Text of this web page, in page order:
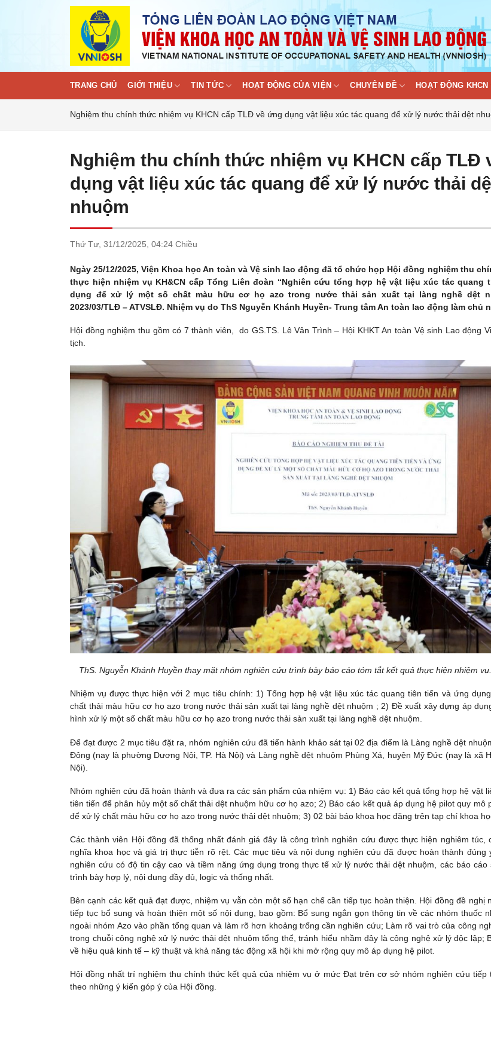
TRANG CHỦ GIỚI THIỆU TIN TỨC HOẠT ĐỘNG CỦA VIỆN CHUYÊN ĐỀ HOẠT ĐỘNG KHCN
Nghiệm thu chính thức nhiệm vụ KHCN cấp TLĐ về ứng dụng vật liệu xúc tác quang để xử lý nước thải dệt
Nghiệm thu chính thức nhiệm vụ KHCN cấp TLĐ
dụng vật liệu xúc tác quang để xử lý nước thải
nhuộm
Thứ Tư, 31/12/2025, 04:24 Chiều
Ngày 25/12/2025, Viện Khoa học An toàn và Vệ sinh lao động đã tổ chức họp Hội đồng nghiệm thu
thực hiện nhiệm vụ KH&CN cấp Tổng Liên đoàn “Nghiên cứu tổng hợp hệ vật liệu xúc tác quang
dụng để xử lý một số chất màu hữu cơ họ azo trong nước thải sản xuất tại làng nghề dệt
2023/03/TLĐ – ATVSLĐ. Nhiệm vụ do ThS Nguyễn Khánh Huyền- Trung tâm An toàn lao động làm chủ
Hội đồng nghiệm thu gồm có 7 thành viên, do GS.TS. Lê Vân Trình – Hội KHKT An toàn Vệ sinh Lao động
tịch.
ThS. Nguyễn Khánh Huyền thay mặt nhóm nghiên cứu trình bày báo cáo tóm tắt kết quả thực hiện nhiệm
Nhiệm vụ được thực hiện với 2 mục tiêu chính: 1) Tổng hợp hệ vật liệu xúc tác quang tiên tiến và ứng
chất thải màu hữu cơ họ azo trong nước thải sản xuất tại làng nghề dệt nhuộm ; 2) Đề xuất xây dựng áp
hình xử lý một số chất màu hữu cơ họ azo trong nước thải sản xuất tại làng nghề dệt nhuộm.
Để đạt được 2 mục tiêu đặt ra, nhóm nghiên cứu đã tiến hành khảo sát tại 02 địa điểm là Làng nghề dệt
Đông (nay là phường Dương Nội, TP. Hà Nội) và Làng nghề dệt nhuộm Phùng Xá, huyện Mỹ Đức (nay là xã
Nội).
Nhóm nghiên cứu đã hoàn thành và đưa ra các sản phẩm của nhiệm vụ: 1) Báo cáo kết quả tổng hợp hệ vật
tiên tiến để phân hủy một số chất thải dệt nhuộm hữu cơ họ azo; 2) Báo cáo kết quả áp dụng hệ pilot quy mô
để xử lý chất màu hữu cơ họ azo trong nước thải dệt nhuộm; 3) 02 bài báo khoa học đăng trên tạp chí khoa
Các thành viên Hội đồng đã thống nhất đánh giá đây là công trình nghiên cứu được thực hiện nghiêm túc,
nghĩa khoa học và giá trị thực tiễn rõ rệt. Các mục tiêu và nội dung nghiên cứu đã được hoàn thành đúng
nghiên cứu có độ tin cậy cao và tiềm năng ứng dụng trong thực tế xử lý nước thải dệt nhuộm, các báo
trình bày hợp lý, nội dung đầy đủ, logic và thống nhất.
Bên cạnh các kết quả đạt được, nhiệm vụ vẫn còn một số hạn chế cần tiếp tục hoàn thiện. Hội đồng đề nghị
tiếp tục bổ sung và hoàn thiện một số nội dung, bao gồm: Bổ sung ngắn gọn thông tin về các nhóm thuốc
ngoài nhóm Azo vào phần tổng quan và làm rõ hơn khoảng trống cần nghiên cứu; Làm rõ vai trò của công
trong chuỗi công nghệ xử lý nước thải dệt nhuộm tổng thể, tránh hiểu nhầm đây là công nghệ xử lý độc lập;
về hiệu quả kinh tế – kỹ thuật và khả năng tác động xã hội khi mở rộng quy mô áp dụng hệ pilot.
Hội đồng nhất trí nghiệm thu chính thức kết quả của nhiệm vụ ở mức Đạt trên cơ sở nhóm nghiên cứu tiếp
theo những ý kiến góp ý của Hội đồng.